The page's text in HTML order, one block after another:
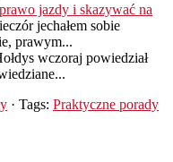
jazdy i skazywać na
jechałem sobie
prawym...
wczoraj powiedział
· Tags: Praktyczne porady